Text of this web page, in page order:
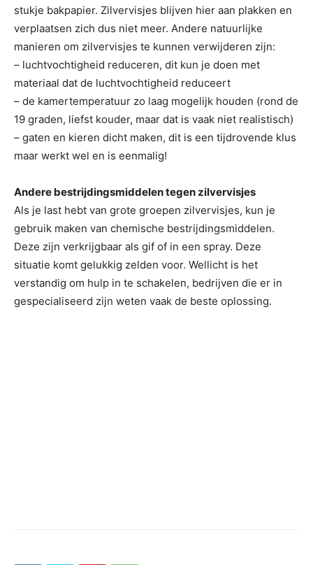
stukje bakpapier. Zilvervisjes blijven hier aan plakken en
verplaatsen zich dus niet meer. Andere natuurlijke
manieren om zilvervisjes te kunnen verwijderen zijn:
– luchtvochtigheid reduceren, dit kun je doen met
materiaal dat de luchtvochtigheid reduceert
– de kamertemperatuur zo laag mogelijk houden (rond de
19 graden, liefst kouder, maar dat is vaak niet realistisch)
– gaten en kieren dicht maken, dit is een tijdrovende klus
maar werkt wel en is eenmalig!
Andere bestrijdingsmiddelen tegen zilvervisjes
Als je last hebt van grote groepen zilvervisjes, kun je
gebruik maken van chemische bestrijdingsmiddelen.
Deze zijn verkrijgbaar als gif of in een spray. Deze
situatie komt gelukkig zelden voor. Wellicht is het
verstandig om hulp in te schakelen, bedrijven die er in
gespecialiseerd zijn weten vaak de beste oplossing.